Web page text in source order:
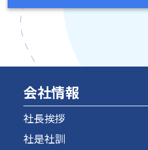
会社情報
社長挨拶
社是社訓